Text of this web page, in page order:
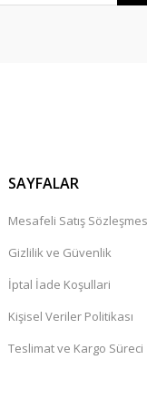
SAYFALAR
Mesafeli Satış
Gizlilik ve Güvenlik
İptal İade Koşullari
Kişisel Veriler Politikası
Teslimat ve Kargo Süreci